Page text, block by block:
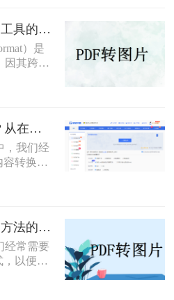
本文将介
方法。
PDF转图片免费用：5种工具的文件限制和输出质量对比！
）是
因其跨平
而受到
，我们
分享或
免费将
绍几种免
，并详细
pdf怎么转换成jpg图片？从在线工具到专业软件，总有一款适合你！
，我们经
容转换为
将一份
或许是
媒体上
PDF因其
文档分发
取的特
一个高
PDF文档秒转图片：4种方法的速度和画质实测排名！
经常需要
，以便于
需求。
？本文将